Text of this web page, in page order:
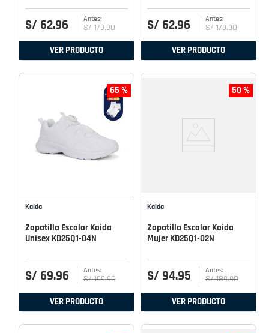
S/ 62.96 S/ 179.90
VER PRODUCTO
S/ 62.96 S/ 179.90
VER PRODUCTO
65 %
Kaida
Zapatilla Escolar Kaida
Unisex KD25Q1-04N
S/ 69.96 S/ 199.90
VER PRODUCTO
50 %
Kaida
Zapatilla Escolar Kaida
Mujer KD25Q1-02N
S/ 94.95 S/ 189.90
VER PRODUCTO